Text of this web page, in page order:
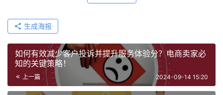
生成海报
如何有效减少客户投诉并提升服务体验分？电商卖家必
知的关键策略！
上一篇 2024-09-14 15:20